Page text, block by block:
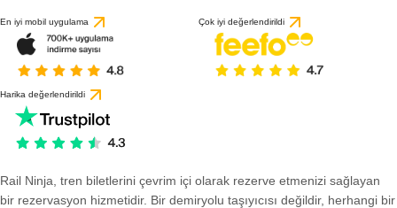
En iyi mobil uygulama Çok iyi değerlendirildi
Harika değerlendirildi
Rail Ninja, tren biletlerini çevrim içi olarak rezerve etmenizi sağlayan
bir rezervasyon hizmetidir. Bir demiryolu taşıyıcısı değildir, herhangi bir
58 değerlendirmeye